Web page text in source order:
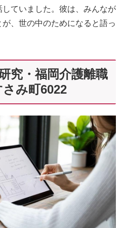
ていました。彼は、みんなが
、世の中のためになると語っ
究・福岡介護離職
み町6022